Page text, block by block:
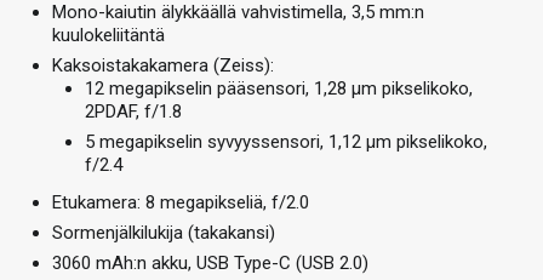
Mono-kaiutin älykkäällä vahvistimella, 3,5 mm:n
kuulokeliitäntä
Kaksoistakakamera (Zeiss):
12 megapikselin pääsensori, 1,28 µm pikselikoko,
2PDAF, f/1.8
5 megapikselin syvyyssensori, 1,12 µm pikselikoko,
f/2.4
Etukamera: 8 megapikseliä, f/2.0
Sormenjälkilukija (takakansi)
3060 mAh:n akku, USB Type-C (USB 2.0)